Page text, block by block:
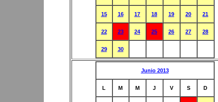
15 16 17 18 19 20 21
22 23 24 25 26 27 28
29 30
Junio 2013
L M M J V S D